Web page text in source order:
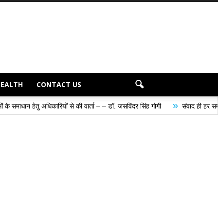
CONTACT US
से की वार्ता – – डॉ. जसविंदर सिंह गोगी » संवाद ही हर समस्या के समाधान